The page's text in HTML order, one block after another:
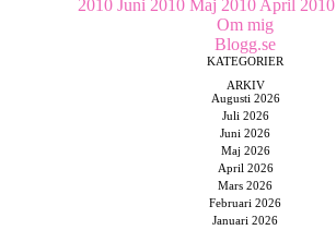
2010 Juni 2010 Maj 2010 April 2010
Om mig
Blogg.se
KATEGORIER
ARKIV
Augusti 2026
Juli 2026
Juni 2026
Maj 2026
April 2026
Mars 2026
Februari 2026
Januari 2026